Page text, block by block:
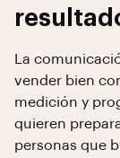
La
vender bien
medición y
quieren
personas que